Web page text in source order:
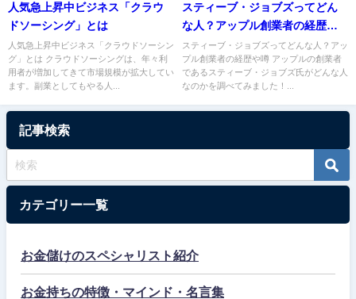
人気急上昇中ビジネス「クラウ
ドソーシング」とは
人気急上昇中ビジネス「クラウドソーシン
グ」とは クラウドソーシングは、年々利
用者が増加してきて市場規模が拡大してい
ます。副業としてもやる人...
スティーブ・ジョブズってどん
な人？アップル創業者の経歴や
噂
スティーブ・ジョブズってどんな人？アッ
プル創業者の経歴や噂 アップルの創業者
であるスティーブ・ジョブズ氏がどんな人
なのかを調べてみました！...
記事検索
カテゴリー一覧
お金儲けのスペシャリスト紹介
お金持ちの特徴・マインド・名言集